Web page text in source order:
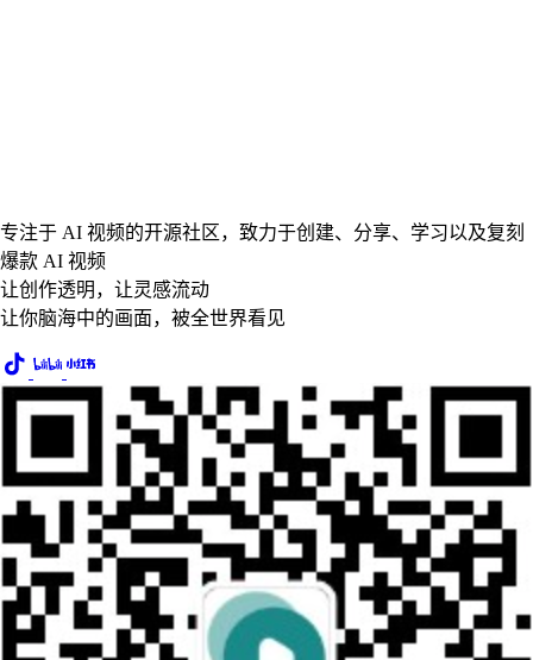
专注于 AI 视频的开源社区，致力于创建、分享、学习以及复刻
爆款 AI 视频
让创作透明，让灵感流动
让你脑海中的画面，被全世界看见